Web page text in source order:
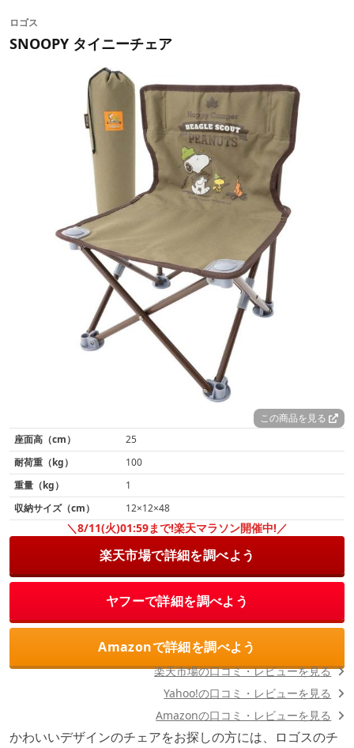
ロゴス
SNOOPY タイニーチェア
この商品を見る
座面高（cm）
25
耐荷重（kg）
100
重量（kg）
1
収納サイズ（cm）
12×12×48
＼8/11(火)01:59まで!楽天マラソン開催中!／
楽天市場で詳細を調べよう
ヤフーで詳細を調べよう
Amazonで詳細を調べよう
かわいいデザインのチェアをお探しの方には、ロゴスのチ
楽天市場の口コミ・レビューを見る
Yahoo!の口コミ・レビューを見る
Amazonの口コミ・レビューを見る